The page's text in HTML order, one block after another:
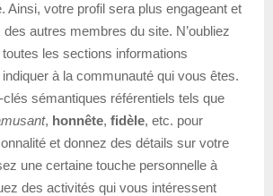
Ainsi, votre profil sera plus engageant et
autres membres du site. N’oubliez
les sections informations
à la communauté qui vous êtes.
sémantiques référentiels tels que
, honnête, fidèle, etc. pour
et donnez des détails sur votre
une certaine touche personnelle à
des activités qui vous intéressent